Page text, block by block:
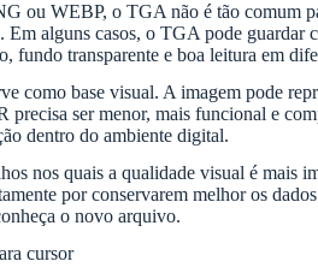
ou WEBP, o TGA não é tão comum
alguns casos, o TGA pode
fundo transparente e boa leitura em
base visual. A imagem pode
ser menor, mais funcional e
dentro do ambiente digital.
nos quais a qualidade visual é
por conservarem melhor os
o novo arquivo.
cursor